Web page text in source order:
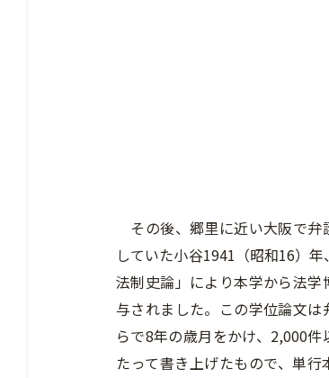
その後、郷里に近い大阪で弁
していた小谷1941（昭和16）
法制史論」により本学から法学
与されました。この学位論文は
らで8年の歳月をかけ、2,000件
たって書き上げたもので、単行